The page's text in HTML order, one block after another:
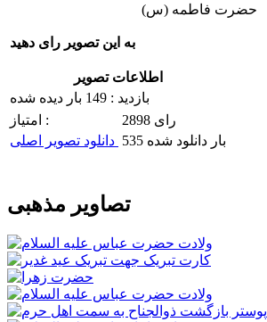
حضرت فاطمه (س)
به این تصویر رای دهید
اطلاعات تصویر
بازدید : 149 بار دیده شده
امتیاز :
2898 رای
535 بار دانلود شده
تصاویر مذهبی